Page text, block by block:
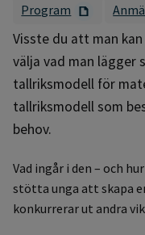
Program
Visste du att man
välja vad man lägger
tallriksmodell för
tallriksmodell som
behov.
Vad ingår i den – och
stötta unga att skapa
konkurrerar ut andra